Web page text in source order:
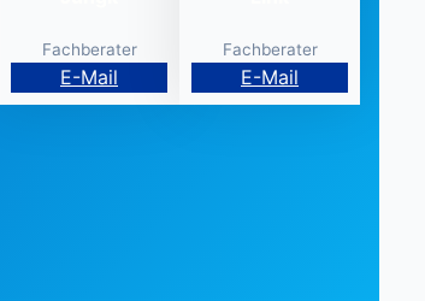
Fachberater
E-Mail
Fachberater
E-Mail